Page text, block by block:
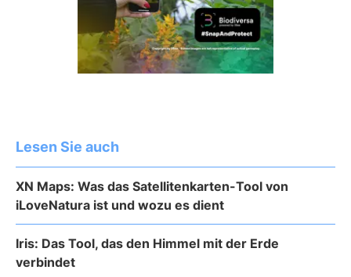
Lesen Sie auch
XN Maps: Was das Satellitenkarten-Tool von
iLoveNatura ist und wozu es dient
Iris: Das Tool, das den Himmel mit der Erde
verbindet